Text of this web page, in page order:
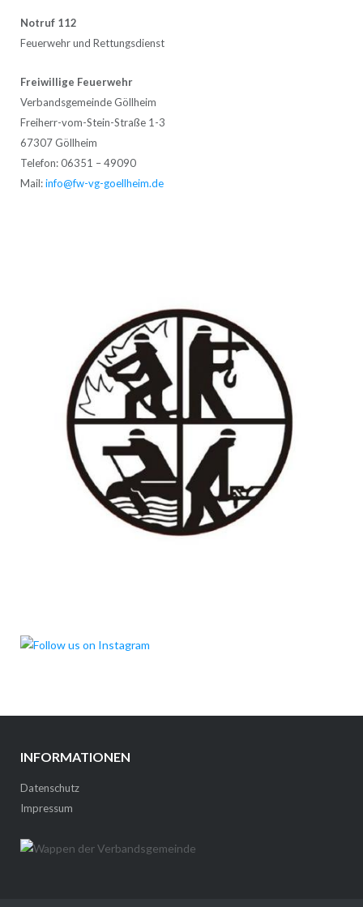
Notruf 112
Feuerwehr und Rettungsdienst
Freiwillige Feuerwehr
Verbandsgemeinde Göllheim
Freiherr-vom-Stein-Straße 1-3
67307 Göllheim
Telefon: 06351 – 49090
Mail:info@fw-vg-goellheim.de
INFORMATIONEN
Datenschutz
Impressum